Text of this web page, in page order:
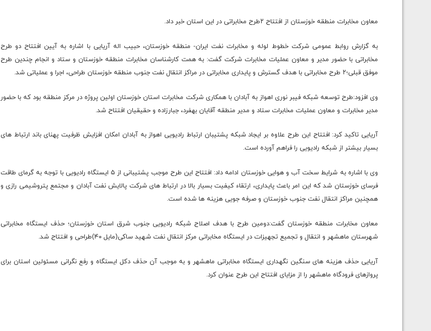
معاون مخابرات منطقه خوزستان از افتتاح ۲طرح مخابراتی در این استان خبر داد.
به گزارش روابط عمومی شرکت خطوط لوله و مخابرات نفت ایران- منطقه خوزستان، حبیب اله آریایی با اشاره به آیین افتتاح دو طرح
مخابراتی با حضور مدیر و معاون عملیات مخابرات شرکت گفت: به همت کارشناسان مخابرات منطقه خوزستان و ستاد و انجام چندین طرح
موفق قبلی؛۲ طرح مخابراتی با هدف گسترش و پایداری مخابراتی در مراکز انتقال نفت جنوب منطقه خوزستان طراحی، اجرا و عملیاتی شد.
وی افزود:طرح توسعه شبکه فیبر نوری اهواز به آبادان با همکاری شرکت مخابرات استان خوزستان اولین پروژه در مرکز منطقه بود که با حضور
مدیر مخابرات و معاون عملیات مخابرات ستاد و مدیر منطقه آقایان بهفرد، جبارزاده و حقیقیان افتتاح شد.
آریایی تاکید کرد: افتتاح این طرح علاوه بر ایجاد شبکه پشتیبان ارتباط رادیویی اهواز به آبادان امکان افزایش ظرفیت پهنای باند ارتباط های
بسیار بیشتر از شبکه رادیویی را فراهم آورده است.
وی با اشاره به شرایط سخت آب و هوایی خوزستان ادامه داد: افتتاح این طرح موجب پشتیبانی از ۵ ایستگاه رادیویی با توجه به گرمای طاقت
فرسای خوزستان شد که این امر باعث پایداری، ارتقاء کیفیت بسیار بالا در ارتباط های شرکت پالایش نفت آبادان و مجتمع پتروشیمی رازی و
همچنین مراکز انتقال نفت جنوب خوزستان و صرفه جویی هزینه ها شده است.
معاون مخابرات منطقه خوزستان گفت:دومین طرح با هدف اصلاح شبکه رادیویی جنوب شرق استان خوزستان؛ حذف ایستگاه مخابراتی
شهرستان ماهشهر و انتقال و تجمیع تجهیزات در ایستگاه مخابراتی مرکز انتقال نفت شهید ساکی(مایل ۴۰)طراحی و افتتاح شد.
آریایی حذف هزینه های سنگین نگهداری ایستگاه مخابراتی ماهشهر و به موجب آن حذف دکل ایستگاه و رفع نگرانی مسئولین استان برای
پروازهای فرودگاه ماهشهر را از مزایای افتتاح این طرح عنوان کرد.